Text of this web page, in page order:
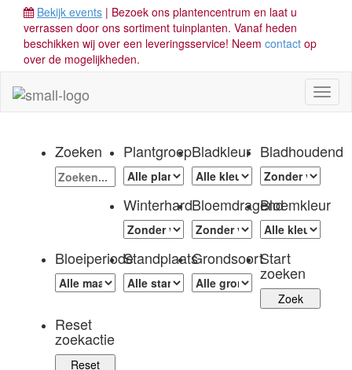
Bekijk events | Bezoek ons plantencentrum en laat u
verrassen door ons sortiment tuinplanten. Vanaf heden
beschikken wij over een leveringsservice! Neem contact op
over de mogelijkheden.
Zoeken PlantgroepBladkleur Bladhoudend
WinterhardBloemdragendBloemkleur
BloeiperiodeStandplaatsGrondsoortStart
zoeken
Reset
zoekactie